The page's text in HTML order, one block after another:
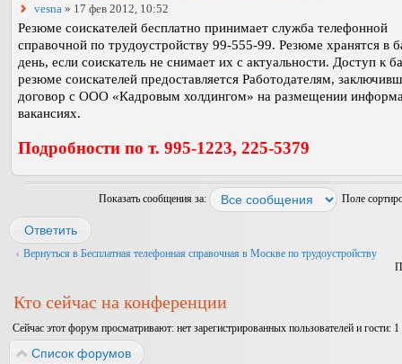
vesna » 17 фев 2012, 10:52
Резюме соискателей бесплатно принимает служба телефонной
справочной по трудоустройству 99-555-99. Резюме хранятся в
день, если соискатель не снимает их с актуальности. Доступ к
резюме соискателей предоставляется Работодателям,
договор с ООО «Кадровым холдингом» на размещении
вакансиях.
Подробности по т. 995-1223, 225-5379
Показать сообщения за: Поле
Ответить
Вернуться в Бесплатная телефонная справочная в Москве по трудоустройству
Кто сейчас на конференции
Сейчас этот форум просматривают: нет зарегистрированных пользователей и гости: 1
Список форумов